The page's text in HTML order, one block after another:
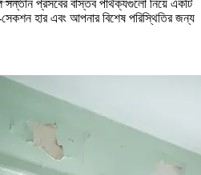
সন্তান প্রসবের বাস্তব পার্থক্যগুলো নিয়ে একটি
সেকশন হার এবং আপনার বিশেষ পরিস্থিতির জন্য